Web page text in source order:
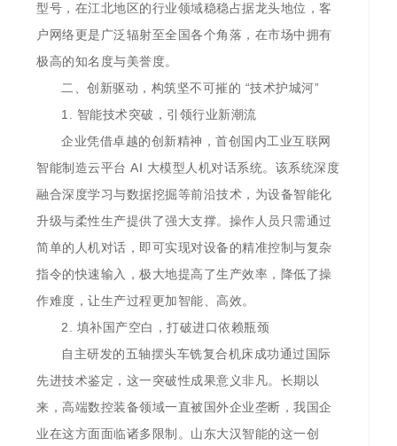
型号，在江北地区的行业领域稳稳占据龙头地位，客
户网络更是广泛辐射至全国各个角落，在市场中拥有
极高的知名度与美誉度。
二、创新驱动，构筑坚不可摧的 “技术护城河”
1. 智能技术突破，引领行业新潮流
企业凭借卓越的创新精神，首创国内工业互联网
智能制造云平台 AI 大模型人机对话系统。该系统深度
融合深度学习与数据挖掘等前沿技术，为设备智能化
升级与柔性生产提供了强大支撑。操作人员只需通过
简单的人机对话，即可实现对设备的精准控制与复杂
指令的快速输入，极大地提高了生产效率，降低了操
作难度，让生产过程更加智能、高效。
2. 填补国产空白，打破进口依赖瓶颈
自主研发的五轴摆头车铣复合机床成功通过国际
先进技术鉴定，这一突破性成果意义非凡。长期以
来，高端数控装备领域一直被国外企业垄断，我国企
业在这方面面临诸多限制。山东大汉智能的这一创